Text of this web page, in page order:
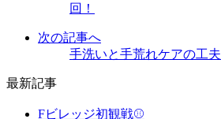
回！
次の記事へ
手洗いと手荒れケアの工夫
最新記事
Fビレッジ初観戦⚾